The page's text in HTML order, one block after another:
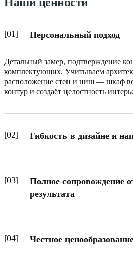
[01] Персональный подход
Детальный замер, подтверждение
комплектующих. Учитываем
расположение стен и ниш — шкаф
контур и создаёт целостность
[02] Гибкость в дизайне и
[03]
Полное сопровождение
результата
[04] Честное